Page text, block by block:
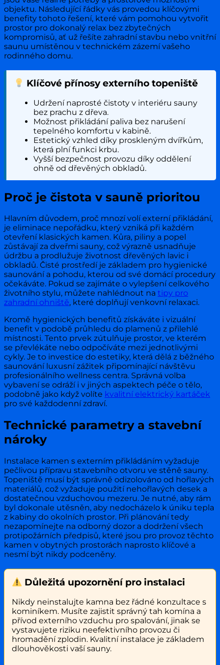
objektu. Následující řádky vás provedou klíčovými
benefity tohoto řešení, které vám pomohou vytvořit
prostor pro dokonalý relax bez zbytečných
kompromisů, ať už řešíte zahradní stavbu nebo vnitřní
saunu umístěnou v technickém zázemí vašeho
rodinného domu.
Klíčové přínosy externího topeniště
Udržení naprosté čistoty v interiéru sauny
bez prachu z dřeva.
Možnost přikládání paliva bez narušení
tepelného komfortu v kabině.
Estetický vzhled díky proskleným dvířkům,
která plní funkci krbu.
Vyšší bezpečnost provozu díky oddělení
ohně od dřevěných obkladů.
Proč je čistota v sauně prioritou
Hlavním důvodem, proč mnozí volí externí přikládání,
je eliminace nepořádku, který vzniká při každém
otevření klasických kamen. Kůra, piliny a popel
zůstávají za dveřmi sauny, což výrazně usnadňuje
údržbu a prodlužuje životnost dřevěných lavic i
obkladů. Čisté prostředí je základem pro hygienické
saunování a pohodu, kterou od své domácí procedury
očekáváte. Pokud se zajímáte o vylepšení celkového
životního stylu, můžete nahlédnout na tipy pro
zahradní ohniště, které doplňují venkovní relaxaci.
Kromě hygienických benefitů získáváte i vizuální
benefit v podobě průhledu do plamenů z přilehlé
místnosti. Tento prvek zútulňuje prostor, ve kterém
se převlékáte nebo odpočíváte mezi jednotlivými
cykly. Je to investice do estetiky, která dělá z běžného
saunování luxusní zážitek připomínající návštěvu
profesionálního wellness centra. Správná volba
vybavení se odráží i v jiných aspektech péče o tělo,
podobně jako když volíte kvalitní elektrický kartáček
pro své každodenní zdraví.
Technické parametry a stavební
nároky
Instalace kamen s externím přikládáním vyžaduje
pečlivou přípravu stavebního otvoru ve stěně sauny.
Topeniště musí být správně odizolováno od hořlavých
materiálů, což vyžaduje použití nehořlavých desek a
dostatečnou vzduchovou mezeru. Je nutné, aby rám
byl dokonale utěsněn, aby nedocházelo k úniku tepla
z kabiny do okolních prostor. Při plánování tedy
nezapomínejte na odborný dozor a dodržení všech
protipožárních předpisů, které jsou pro provoz těchto
kamen v obytných prostorách naprosto klíčové a
nesmí být nikdy podceněny.
Důležitá upozornění pro instalaci
Nikdy neinstalujte kamna bez řádné konzultace s
kominíkem. Musíte zajistit správný tah komína a
přívod externího vzduchu pro spalování, jinak se
vystavujete riziku neefektivního provozu či
hromadění zplodin. Kvalitní instalace je základem
dlouhověkosti vaší sauny.